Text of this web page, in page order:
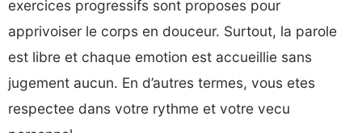
exercices progressifs sont proposes pour
apprivoiser le corps en douceur. Surtout, la parole
est libre et chaque emotion est accueillie sans
jugement aucun. En d’autres termes, vous etes
respectee dans votre rythme et votre vecu